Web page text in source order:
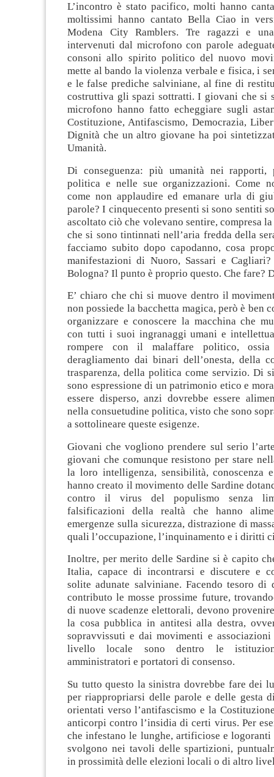
L’incontro è stato pacifico, molti hanno
moltissimi hanno cantato Bella Ciao in
Modena City Ramblers. Tre ragazzi e
intervenuti dal microfono con parole
consoni allo spirito politico del nuovo
mette al bando la violenza verbale e fisica, i
e le false prediche salviniane, al fine di
costruttiva gli spazi sottratti. I giovani che si
microfono hanno fatto echeggiare sugli
Costituzione, Antifascismo, Democrazia,
Dignità che un altro giovane ha poi
Umanità.
Di conseguenza: più umanità nei
politica e nelle sue organizzazioni. Come
come non applaudire ed emanare urla di
parole? I cinquecento presenti si sono sentiti
ascoltato ciò che volevano sentire, compresa
che si sono tintinnati nell’aria fredda della
facciamo subito dopo capodanno, cosa
manifestazioni di Nuoro, Sassari e
Bologna? Il punto è proprio questo. Che fare?
E’ chiaro che chi si muove dentro il
non possiede la bacchetta magica, però è ben
organizzare e conoscere la macchina che
con tutti i suoi ingranaggi umani e
rompere con il malaffare politico,
deragliamento dai binari dell’onesta, della
trasparenza, della politica come servizio. Di
sono espressione di un patrimonio etico e
essere disperso, anzi dovrebbe essere
nella consuetudine politica, visto che sono
a sottolineare queste esigenze.
Giovani che vogliono prendere sul serio
giovani che comunque resistono per stare
la loro intelligenza, sensibilità, conoscenza
hanno creato il movimento delle Sardine
contro il virus del populismo senza
falsificazioni della realtà che hanno
emergenze sulla sicurezza, distrazione di
quali l’occupazione, l’inquinamento e i diritti
Inoltre, per merito delle Sardine si è capito
Italia, capace di incontrarsi e discutere e
solite adunate salviniane. Facendo tesoro di
contributo le mosse prossime future,
di nuove scadenze elettorali, devono
la cosa pubblica in antitesi alla destra,
sopravvissuti e dai movimenti e
livello locale sono dentro le
amministratori e portatori di consenso.
Su tutto questo la sinistra dovrebbe fare dei
per riappropriarsi delle parole e delle gesta
orientati verso l’antifascismo e la
anticorpi contro l’insidia di certi virus. Per
che infestano le lunghe, artificiose e
svolgono nei tavoli delle spartizioni,
in prossimità delle elezioni locali o di altro